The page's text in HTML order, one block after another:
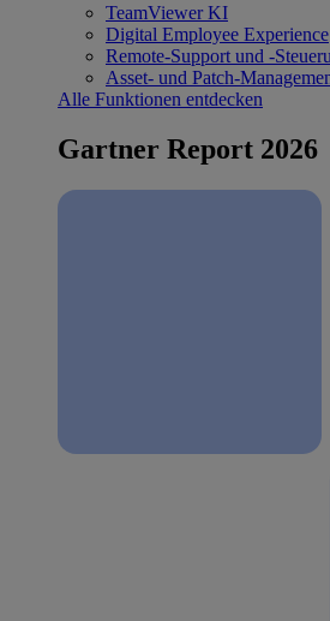
TeamViewer KI
Digital Employee Experience
Remote-Support und -
Asset- und Patch-
Alle Funktionen entdecken
Gartner Report 2026